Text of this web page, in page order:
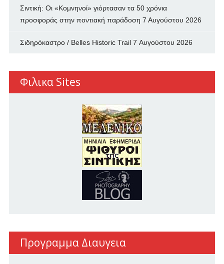
Σιντική: Οι «Κομνηνοί» γιόρτασαν τα 50 χρόνια
προσφοράς στην ποντιακή παράδοση 7 Αυγούστου 2026
Σιδηρόκαστρο / Belles Historic Trail 7 Αυγούστου 2026
Φιλικα Sites
Προγραμμα Διαυγεια